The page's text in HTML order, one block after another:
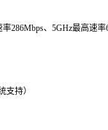
286Mbps、5GHz最高速率
支持）